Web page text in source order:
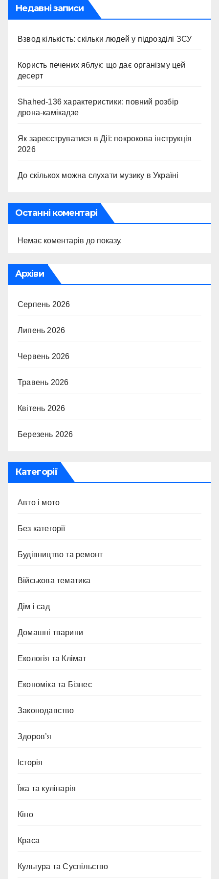
Недавні записи
Взвод кількість: скільки людей у підрозділі ЗСУ
Користь печених яблук: що дає організму цей
десерт
Shahed-136 характеристики: повний розбір
дрона-камікадзе
Як зареєструватися в Дії: покрокова інструкція
2026
До скількох можна слухати музику в Україні
Останні коментарі
Немає коментарів до показу.
Архіви
Серпень 2026
Липень 2026
Червень 2026
Травень 2026
Квітень 2026
Березень 2026
Категорії
Авто і мото
Без категорії
Будівництво та ремонт
Військова тематика
Дім і сад
Домашні тварини
Екологія та Клімат
Економіка та Бізнес
Законодавство
Здоров’я
Історія
Їжа та кулінарія
Кіно
Краса
Культура та Суспільство